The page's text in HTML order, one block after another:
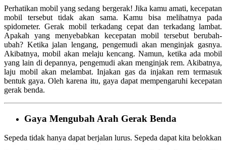
Perhatikan mobil yang sedang bergerak! Jika kamu amati, kecepatan
mobil tersebut tidak akan sama. Kamu bisa melihatnya pada
spidometer. Gerak mobil terkadang cepat dan terkadang lambat.
Apakah yang menyebabkan kecepatan mobil tersebut berubah-
ubah? Ketika jalan lengang, pengemudi akan menginjak gasnya.
Akibatnya, mobil akan melaju kencang. Namun, ketika ada mobil
yang lain di depannya, pengemudi akan menginjak rem. Akibatnya,
laju mobil akan melambat. Injakan gas da injakan rem termasuk
bentuk gaya. Oleh karena itu, gaya dapat mempengaruhi kecepatan
gerak benda.
Gaya Mengubah Arah Gerak Benda
Sepeda tidak hanya dapat berjalan lurus. Sepeda dapat kita belokkan